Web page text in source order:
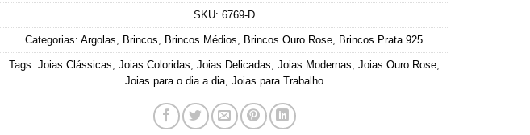
SKU: 6769-D
Categorias: Argolas Brincos Brincos Médios Brincos Ouro Rose Brincos Prata 925
Tags: Joias Clássicas Joias Coloridas Joias Delicadas Joias Modernas Joias Ouro Rose,
Joias para o dia a dia, Joias para Trabalho